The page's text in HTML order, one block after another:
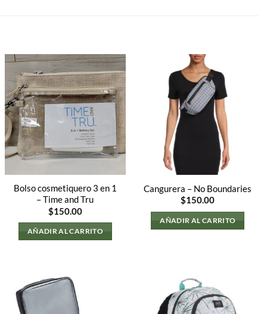
Bolso cosmetiquero 3 en 1
– Time and Tru
$150.00
AÑADIR AL CARRITO
Cangurera – No Boundaries
$150.00
AÑADIR AL CARRITO